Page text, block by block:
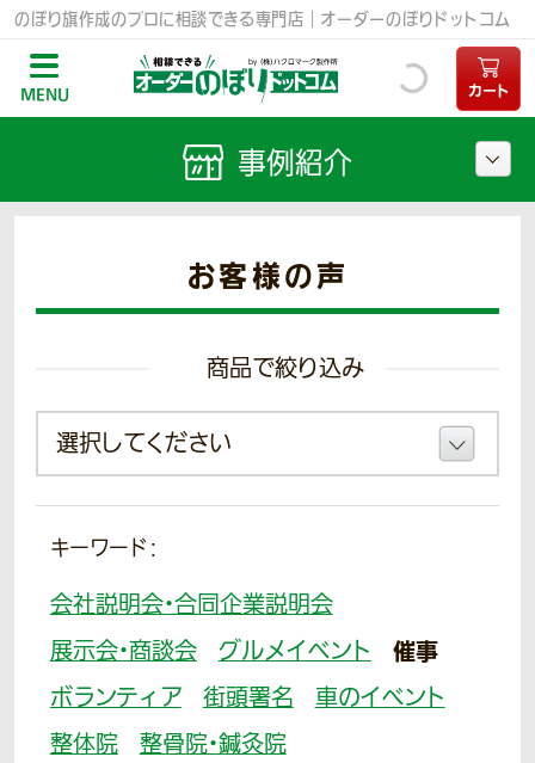
のぼり旗作成のプロに相談できる専門店｜オーダーのぼりドットコム
MENU カート
お客様の声
商品で絞り込み
キーワード：
会社説明会・合同企業説明会
展示会・商談会
グルメイベント 催事
ボランティア 街頭署名
車のイベント
整体院
整骨院・鍼灸院
事例紹介